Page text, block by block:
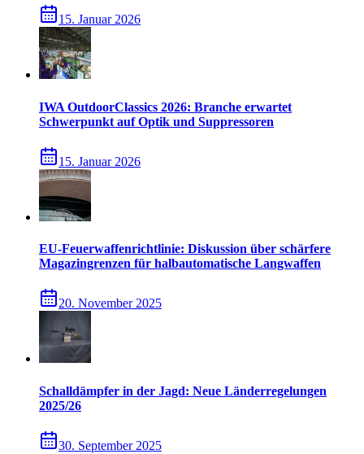
15. Januar 2026
IWA OutdoorClassics 2026: Branche erwartet
Schwerpunkt auf Optik und Suppressoren
15. Januar 2026
EU-Feuerwaffenrichtlinie: Diskussion über schärfere
Magazingrenzen für halbautomatische Langwaffen
20. November 2025
Schalldämpfer in der Jagd: Neue Länderregelungen
2025/26
30. September 2025